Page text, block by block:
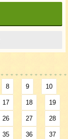
8 9 10
17 18 19
26 27 28
35 36 37